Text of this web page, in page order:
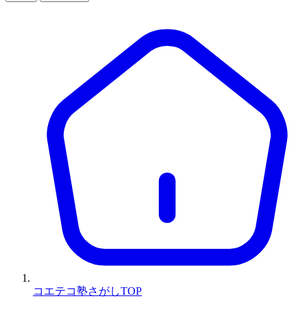
コエテコ塾さがしTOP